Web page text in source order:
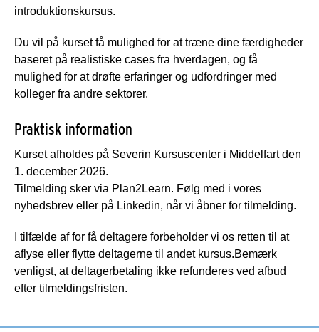
introduktionskursus.
Du vil på kurset få mulighed for at træne dine færdigheder
baseret på realistiske cases fra hverdagen, og få
mulighed for at drøfte erfaringer og udfordringer med
kolleger fra andre sektorer.
Praktisk information
Kurset afholdes på Severin Kursuscenter i Middelfart den
1. december 2026.
Tilmelding sker via Plan2Learn. Følg med i vores
nyhedsbrev eller på Linkedin, når vi åbner for tilmelding.
I tilfælde af for få deltagere forbeholder vi os retten til at
aflyse eller flytte deltagerne til andet kursus.Bemærk
venligst, at deltagerbetaling ikke refunderes ved afbud
efter tilmeldingsfristen.